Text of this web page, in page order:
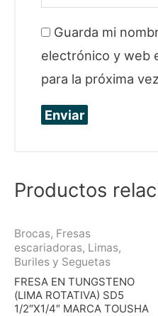
Guarda mi
electrónico y web
para la próxima
Productos
Brocas, Fresas
escariadoras, Limas,
Buriles y Seguetas
FRESA EN TUNGSTENO
(LIMA ROTATIVA) SD5
1/2″X1/4″ MARCA TOUSHA